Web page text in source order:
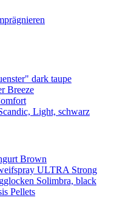
dark taupe
Breeze
Light, schwarz
Brown
ULTRA Strong
Solimbra, black
Pellets